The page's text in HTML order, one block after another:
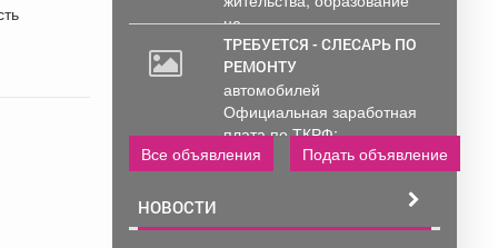
не...
ТРЕБУЕТСЯ - СЛЕСАРЬ ПО
РЕМОНТУ
автомобилей
Официальная заработная
плата по ТКРФ;
социальные гарантии и
уверенность в...
Все объявления Подать объявление
НОВОСТИ